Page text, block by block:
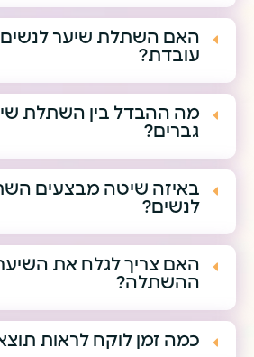
האם השתלת שיער
עובדת?
מה ההבדל בין השתלת
גברים?
באיזה שיטה מבצעים
לנשים?
האם צריך לגלח את השיער
ההשתלה?
כמה זמן לוקח לראות